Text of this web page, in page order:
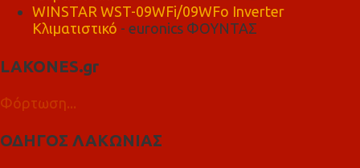
WINSTAR WST-09WFi/09WFo Inverter
Κλιματιστικό - euronics ΦΟΥΝΤΑΣ
LAKONES.gr
Φόρτωση...
ΟΔΗΓΟΣ ΛΑΚΩΝΙΑΣ